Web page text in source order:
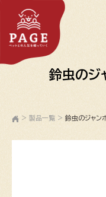
鈴虫のジ
> 製品一覧 > 鈴虫のジャン